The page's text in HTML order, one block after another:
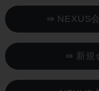
⇛ NEXUS
⇛ 新規